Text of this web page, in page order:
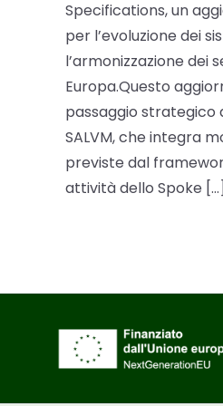
Specifications, un
per l’evoluzione dei
l’armonizzazione dei
Europa.Questo
passaggio
SALVM, che integra
previste dal
attività dello Spoke […]